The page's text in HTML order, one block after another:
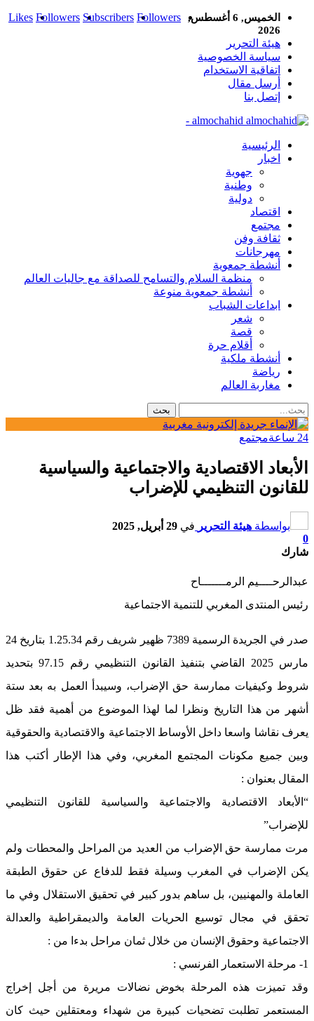
Likes Followers Subscribers Followers
الخميس, 6 أغسطس,
2026
هيئة التحرير
سياسة الخصوصية
اتفاقية الاستخدام
أرسل مقال
إتصل بنا
almochahid -
الرئيسية
اخبار
جهوية
وطنية
دولية
اقتصاد
مجتمع
ثقافة وفن
مهرجانات
أنشطة جمعوية
منظمة السلام والتسامح للصداقة مع جاليات العالم
أنشطة جمعوية منوعة
ابداعات الشباب
شعر
قصة
أقلام حرة
أنشطة ملكية
رياضة
مغاربة العالم
24 ساعة مجتمع
الأبعاد الاقتصادية والاجتماعية والسياسية
للقانون التنظيمي للإضراب
بواسطة هيئة التحرير في 29 أبريل, 2025
0
شارك
عبدالرحــــيم الرمـــــــاح
رئيس المنتدى المغربي للتنمية الاجتماعية
صدر في الجريدة الرسمية 7389 ظهير شريف رقم 1.25.34 بتاريخ 24
مارس 2025 القاضي بتنفيذ القانون التنظيمي رقم 97.15 بتحديد
شروط وكيفيات ممارسة حق الإضراب، وسيبدأ العمل به بعد ستة
أشهر من هذا التاريخ ونظرا لما لهذا الموضوع من أهمية فقد ظل
يعرف نقاشا واسعا داخل الأوساط الاجتماعية والاقتصادية والحقوقية
وبين جميع مكونات المجتمع المغربي، وفي هذا الإطار أكتب هذا
المقال بعنوان :
“الأبعاد الاقتصادية والاجتماعية والسياسية للقانون التنظيمي
للإضراب”
مرت ممارسة حق الإضراب من العديد من المراحل والمحطات ولم
يكن الإضراب في المغرب وسيلة فقط للدفاع عن حقوق الطبقة
العاملة والمهنيين، بل ساهم بدور كبير في تحقيق الاستقلال وفي ما
تحقق في مجال توسيع الحريات العامة والديمقراطية والعدالة
الاجتماعية وحقوق الإنسان من خلال ثمان مراحل بدءا من :
1- مرحلة الاستعمار الفرنسي :
وقد تميزت هذه المرحلة بخوض نضالات مريرة من أجل إخراج
المستعمر تطلبت تضحيات كبيرة من شهداء ومعتقلين حيث كان